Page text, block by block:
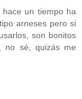
un tiempo ha
arneses pero si
son bonitos
no sé, quizás me